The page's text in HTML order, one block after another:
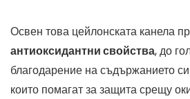
Освен това цейлонската канела
антиоксидантни свойства, до
благодарение на съдържанието
които помагат за защита срещу